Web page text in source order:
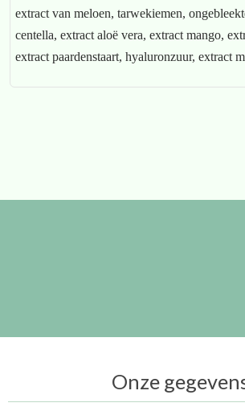
extract van meloen, tarwekiemen,
centella, extract aloë vera, extract mango,
extract paardenstaart, hyaluronzuur, extract
Onze